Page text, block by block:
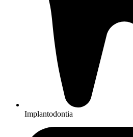
Implantodontia